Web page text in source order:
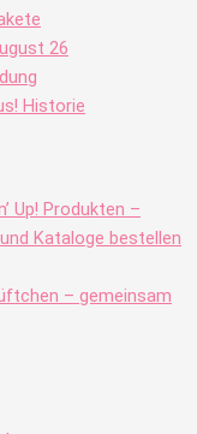
26
Historie
Up! Produkten –
Kataloge bestellen
– gemeinsam